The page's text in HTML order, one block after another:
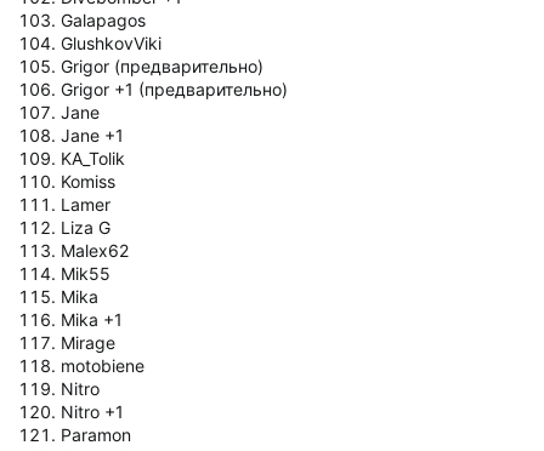
Galapagos
GlushkovViki
Grigor (предварительно)
Grigor +1 (предварительно)
Jane
Jane +1
KA_Tolik
Komiss
Lamer
Liza G
Malex62
Mik55
Mika
Mika +1
Mirage
motobiene
Nitro
Nitro +1
Paramon